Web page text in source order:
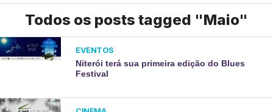
Todos os posts tagged "Maio"
EVENTOS
Niterói terá sua primeira edição do Blues
Festival